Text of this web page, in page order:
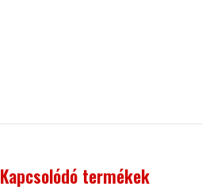
Kapcsolódó termékek